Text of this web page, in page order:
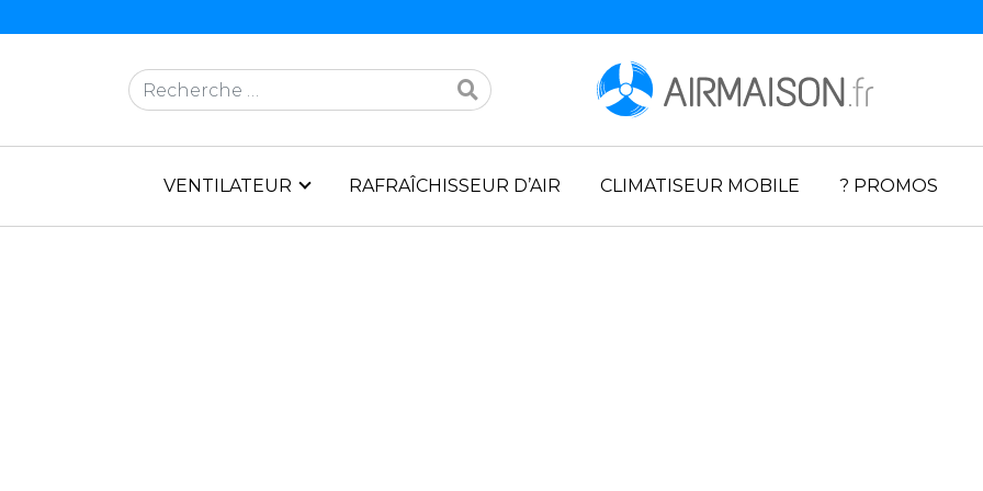
Rechercher
VENTILATEUR RAFRAÎCHISSEUR D’AIR CLIMATISEUR MOBILE ? PROMOS